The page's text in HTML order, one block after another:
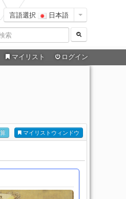
言語選択 日本語
マイリスト ログイン
マイリストウィンドウ